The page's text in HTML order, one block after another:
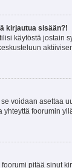
kirjautua sisään?!
käytöstä jostain
voidaan asettaa
foorumin
pitää sinut